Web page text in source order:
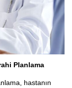
Planlama
hastanın